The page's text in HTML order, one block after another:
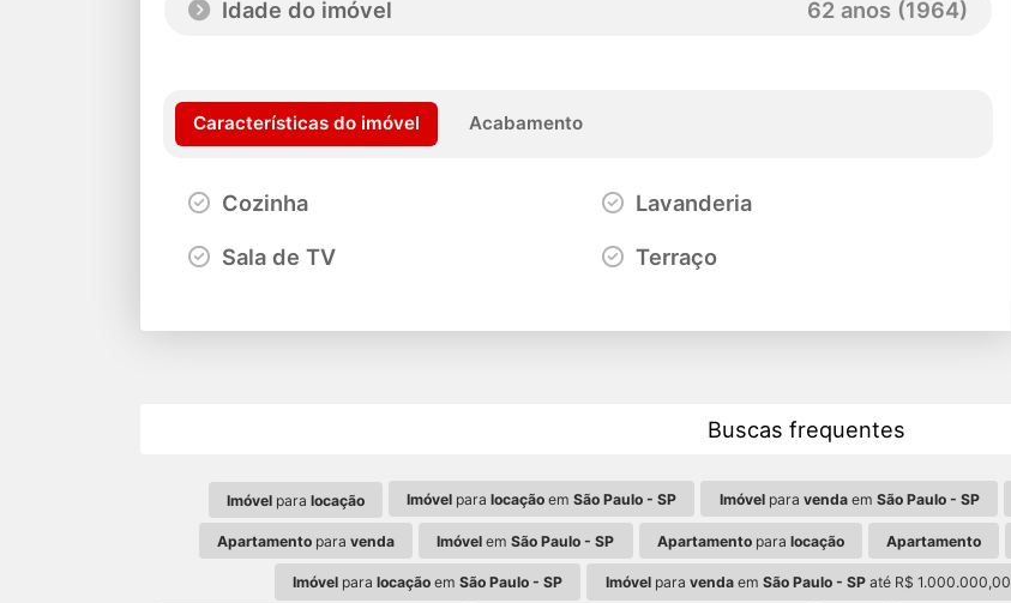
Idade do imóvel
62 anos (1964)
Características do imóvel Acabamento
Cozinha Lavanderia
Sala de TV Terraço
Buscas frequentes
Imóvelpara locação Imóvel paralocação emSão Paulo - SP Imóvelpara vendaem São Paulo - SP
Apartamento paravenda Imóvel emSão Paulo - SP Apartamentopara locação Apartamento
Imóvel paralocação emSão Paulo - SP Imóvelpara vendaem São Paulo - SPaté R$ 1.000.000,00